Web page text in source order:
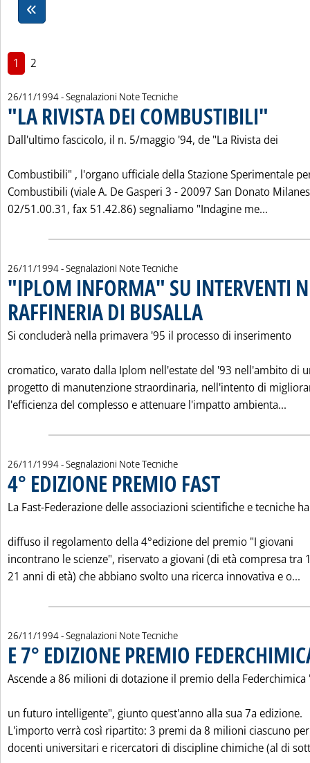
1 2
26/11/1994- Segnalazioni Note Tecniche
"LA RIVISTA DEI COMBUSTIBILI"
Dall'ultimo fascicolo, il n. 5/maggio '94, de "La Rivista dei
Combustibili" , l'organo ufficiale della Stazione Sperimentale
Combustibili (viale A. De Gasperi 3 - 20097 San Donato
02/51.00.31, fax 51.42.86) segnaliamo "Indagine me...
26/11/1994- Segnalazioni Note Tecniche
"IPLOM INFORMA" SU INTERVENTI
RAFFINERIA DI BUSALLA
Si concluderà nella primavera '95 il processo di inserimento
cromatico, varato dalla Iplom nell'estate del '93 nell'ambito di
progetto di manutenzione straordinaria, nell'intento di
l'efficienza del complesso e attenuare l'impatto ambienta...
26/11/1994- Segnalazioni Note Tecniche
4° EDIZIONE PREMIO FAST. Pubblicata sabato 26
La Fast-Federazione delle associazioni scientifiche e tecniche ha
diffuso il regolamento della 4°edizione del premio "I giovani
incontrano le scienze", riservato a giovani (di età compresa tra
21 anni di età) che abbiano svolto una ricerca innovativa e o...
26/11/1994- Segnalazioni Note Tecniche
E 7° EDIZIONE PREMIO
Ascende a 86 milioni di dotazione il premio della Federchimica
un futuro intelligente", giunto quest'anno alla sua 7a edizione.
L'importo verrà così ripartito: 3 premi da 8 milioni ciascuno
docenti universitari e ricercatori di discipline chimiche (al di